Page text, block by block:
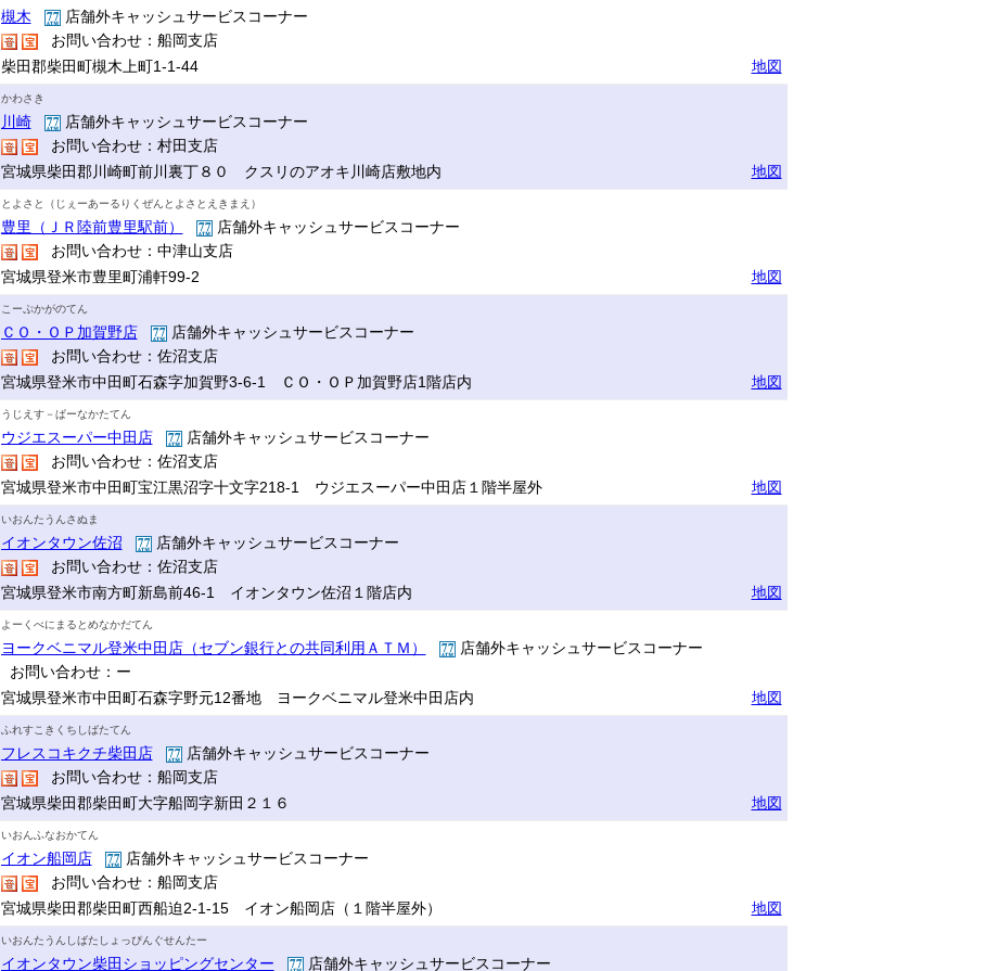
槻木
店舗外キャッシュサービスコーナー
お問い合わせ：船岡支店
柴田郡柴田町槻木上町1-1-44
地図
かわさき
川崎
店舗外キャッシュサービスコーナー
お問い合わせ：村田支店
宮城県柴田郡川崎町前川裏丁８０ クスリのアオキ川崎店敷地内
地図
とよさと（じぇーあーるりくぜんとよさとえきまえ）
豊里（ＪＲ陸前豊里駅前）
店舗外キャッシュサービスコーナー
お問い合わせ：中津山支店
宮城県登米市豊里町浦軒99-2
地図
こーぷかがのてん
ＣＯ・ＯＰ加賀野店
店舗外キャッシュサービスコーナー
お問い合わせ：佐沼支店
宮城県登米市中田町石森字加賀野3-6-1 ＣＯ・ＯＰ加賀野店1階店内
地図
うじえす－ぱーなかたてん
ウジエスーパー中田店
店舗外キャッシュサービスコーナー
お問い合わせ：佐沼支店
宮城県登米市中田町宝江黒沼字十文字218-1 ウジエスーパー中田店１階半屋外
地図
いおんたうんさぬま
イオンタウン佐沼
店舗外キャッシュサービスコーナー
お問い合わせ：佐沼支店
宮城県登米市南方町新島前46-1 イオンタウン佐沼１階店内
地図
よーくべにまるとめなかだてん
ヨークベニマル登米中田店（セブン銀行との共同利用ＡＴＭ）
店舗外キャッシュサービスコーナー
お問い合わせ：ー
宮城県登米市中田町石森字野元12番地 ヨークベニマル登米中田店内
地図
ふれすこきくちしばたてん
フレスコキクチ柴田店
店舗外キャッシュサービスコーナー
お問い合わせ：船岡支店
宮城県柴田郡柴田町大字船岡字新田２１６
地図
いおんふなおかてん
イオン船岡店
店舗外キャッシュサービスコーナー
お問い合わせ：船岡支店
宮城県柴田郡柴田町西船迫2-1-15 イオン船岡店（１階半屋外）
地図
いおんたうんしばたしょっぴんぐせんたー
イオンタウン柴田ショッピングセンター 店舗外キャッシュサービスコーナー